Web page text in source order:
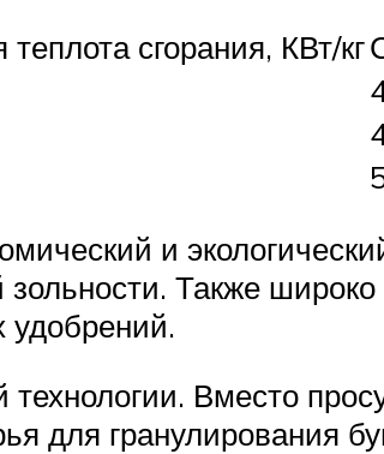
теплота сгорания, КВт/кг
и
Также
удобрений.
технологии. Вместо
для гранулирования